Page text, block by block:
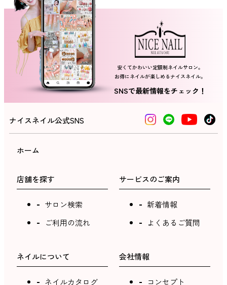
新着情報
採用情報
ネイルスクール
安くてかわいい定額制ネイルサロン。
お得にネイルが楽しめるナイスネイル。
SNSで最新情報をチェック！
ナイスネイル公式SNS
ホーム
店舗を探す
サロン検索
ご利用の流れ
サービスのご案内
新着情報
よくあるご質問
ネイルについて
ネイルカタログ
会社情報
コンセプト